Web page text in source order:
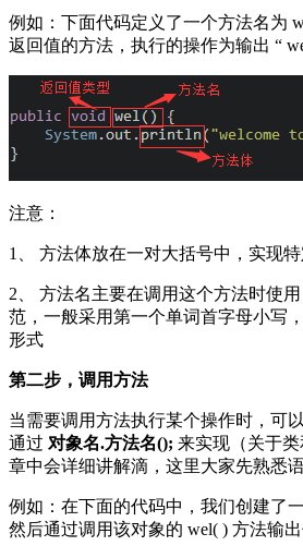
例如：下面代码定义了一个方法名为
返回值的方法，执行的操作为输出 “
注意：
1、 方法体放在一对大括号中，实现
2、 方法名主要在调用这个方法时使
范，一般采用第一个单词首字母小写
形式
第二步，调用方法
当需要调用方法执行某个操作时，可
通过 对象名.方法名(); 来实现（关于
章中会详细讲解滴，这里大家先熟悉
例如：在下面的代码中，我们创建了
然后通过调用该对象的 wel( ) 方法输